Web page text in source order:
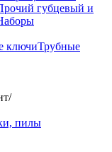
губцевый и
ключиТрубные
/
пилы